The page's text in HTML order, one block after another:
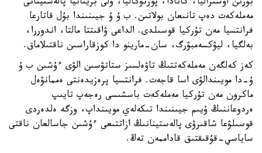
بۇرىن اۆستراليا، كانادا، پورتۋگاليا، ۇلى بريتانيا پالەستينانى
مەملەكەت دەپ تانىعان بولاتىن. ب ۇ ۇ جيىنىندا بۇل قاتارعا
فرانتسيا مەن تۇركيا قوسىلدى. الداعى ۋاقىتتا مالتا، اندوررا،
بەلگيا، ليۋكسەمبۋرگ، سان-مارينو دا كوزقاراسىن ناقتىلاماق.
كەز كەلگەن مەملەكەتتىڭ تاۋەلسىز ستاتۋسىن الۋى ءۇشىن ب ۇ
ۇ-دا مويىندالۋى اسا قاجەت. فرانتسيا پرەزيدەنتى ەممانۋەل
ماكرون مەن تۇركيا مەملەكەت باسشىسى رەجەپ تايىپ
ەردوعاننىڭ ۇيىم جيىنىندا تىكەلەي مويىنداپ، وزگە ەلدەردى
قوسىلۋعا شاقىرۋى پالەستينانىڭ ازاتتىعى ءۇشىن جاسالعان ناقتى
ساياسي-قۇقىقتىق قاداممەن تەڭ.